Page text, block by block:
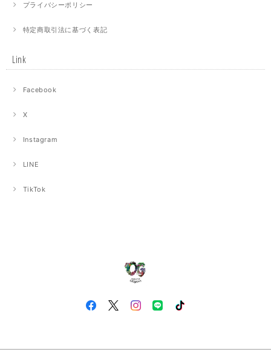
プライバシーポリシー
特定商取引法に基づく表記
Link
Facebook
X
Instagram
LINE
TikTok